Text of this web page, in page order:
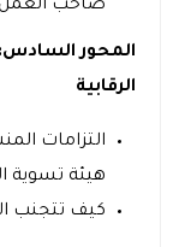
صاحب
المحور السادس:
الرقابية
التزامات
هيئة تسوية
كيف تتجنب